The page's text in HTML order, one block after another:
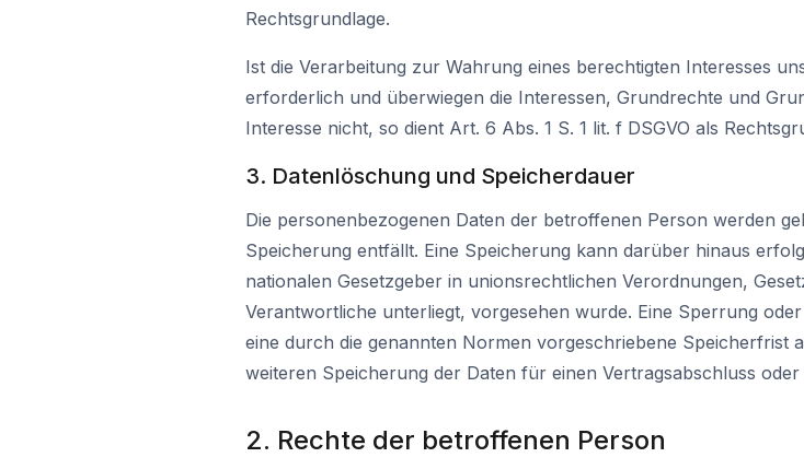
Rechtsgrundlage.
Ist die Verarbeitung zur Wahrung eines berechtigten Interesses
erforderlich und überwiegen die Interessen, Grundrechte und
Interesse nicht, so dient Art. 6 Abs. 1 S. 1 lit. f DSGVO als
3. Datenlöschung und Speicherdauer
Die personenbezogenen Daten der betroffenen Person werden
Speicherung entfällt. Eine Speicherung kann darüber hinaus
nationalen Gesetzgeber in unionsrechtlichen Verordnungen,
Verantwortliche unterliegt, vorgesehen wurde. Eine Sperrung
eine durch die genannten Normen vorgeschriebene Speicherfrist
weiteren Speicherung der Daten für einen Vertragsabschluss
2. Rechte der betroffenen Person